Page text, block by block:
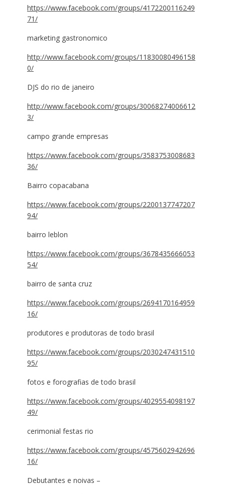
https://www.facebook.com/groups/4172200116249
71/
marketing gastronomico
http://www.facebook.com/groups/11830080496158
0/
DJS do rio de janeiro
http://www.facebook.com/groups/30068274006612
3/
campo grande empresas
https://www.facebook.com/groups/3583753008683
36/
Bairro copacabana
https://www.facebook.com/groups/2200137747207
94/
bairro leblon
https://www.facebook.com/groups/3678435666053
54/
bairro de santa cruz
https://www.facebook.com/groups/2694170164959
16/
produtores e produtoras de todo brasil
https://www.facebook.com/groups/2030247431510
95/
fotos e forografias de todo brasil
https://www.facebook.com/groups/4029554098197
49/
cerimonial festas rio
https://www.facebook.com/groups/4575602942696
16/
Debutantes e noivas –